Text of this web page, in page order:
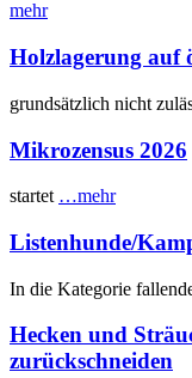
mehr
Holzlagerung auf
grundsätzlich nicht
Mikrozensus 2026
startet …mehr
Listenhunde/
In die Kategorie
Hecken und
zurückschneiden